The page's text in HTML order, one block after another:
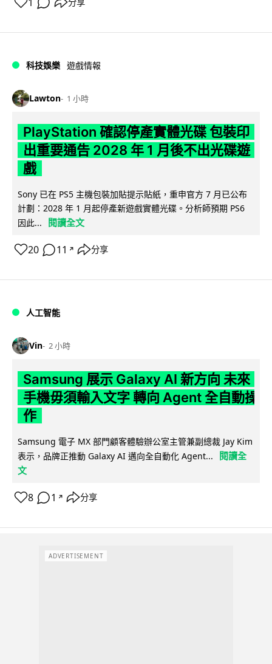
科技娛樂 遊戲情報
Lawton 1 小時
PlayStation 確認停產實體光碟 包裝印
出重要通告 2028 年 1 月後不出光碟遊
戲
Sony 已在 PS5 主機包裝加貼提示貼紙，重申官方 7 月已公布
計劃：2028 年 1 月起停產新遊戲實體光碟。分析師預期 PS6
因此...
閱讀全文
20 11 ↗ 分享
人工智能
Vin 2 小時
Samsung 展示 Galaxy AI 新方向 未來
手機毋須輸入文字 轉向 Agent 全自動操
作
Samsung 電子 MX 部門顧客體驗辦公室主管兼副總裁 Jay Kim
表示，品牌正推動 Galaxy AI 邁向全自動化 Agent...
閱讀全
文
8 1 ↗ 分享
ADVERTISEMENT